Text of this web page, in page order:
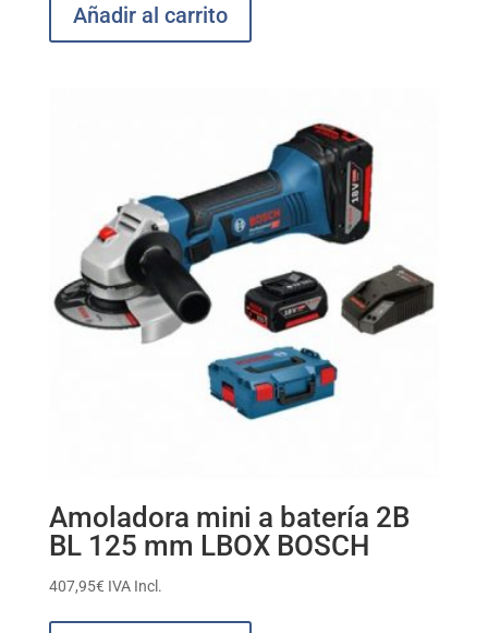
Añadir al carrito
Amoladora mini a batería 2B
BL 125 mm LBOX BOSCH
407,95€ IVA Incl.